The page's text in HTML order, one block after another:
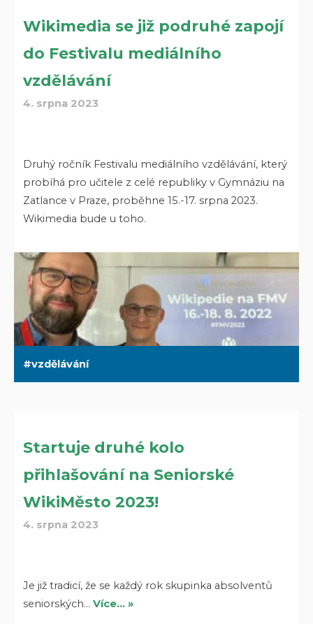
Wikimedia se již podruhé zapojí
do Festivalu mediálního
vzdělávání
4. srpna 2023
Druhý ročník Festivalu mediálního vzdělávání, který
probíhá pro učitele z celé republiky v Gymnáziu na
Zatlance v Praze, proběhne 15.-17. srpna 2023.
Wikimedia bude u toho.
vzdělávání
Startuje druhé kolo
přihlašování na Seniorské
WikiMěsto 2023!
4. srpna 2023
Je již tradicí, že se každý rok skupinka absolventů
seniorských…Více… »